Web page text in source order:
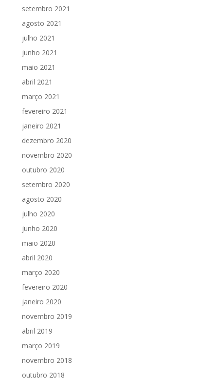
setembro 2021
agosto 2021
julho 2021
junho 2021
maio 2021
abril 2021
março 2021
fevereiro 2021
janeiro 2021
dezembro 2020
novembro 2020
outubro 2020
setembro 2020
agosto 2020
julho 2020
junho 2020
maio 2020
abril 2020
março 2020
fevereiro 2020
janeiro 2020
novembro 2019
abril 2019
março 2019
novembro 2018
outubro 2018